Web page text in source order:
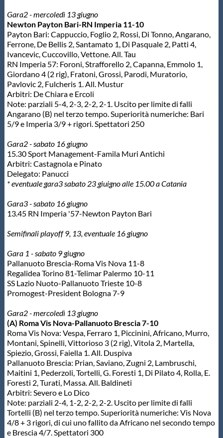
Galleria fotografica
Videogallery
Intranet
Webmail
Contatti
Mappa del sito
Gara2 - mercoledì 13 giugno
Newton Payton Bari-RN Imperia 11-10
Payton Bari: Cappuccio, Foglio 2, Rossi, Di Tonno, Angarano,
Ferrone, De Bellis 2, Santamato 1, Di Pasquale 2, Patti 4,
Ivancevic, Cuccovillo, Vettone. All. Tau
RN Imperia 57: Foroni, Strafforello 2, Capanna, Emmolo 1,
Giordano 4 (2 rig), Fratoni, Grossi, Parodi, Muratorio,
Pavlovic 2, Fulcheris 1. All. Mustur
Arbitri: De Chiara e Ercoli
Note: parziali 5-4, 2-3, 2-2, 2-1. Uscito per limite di falli
Angarano (B) nel terzo tempo. Superiorità numeriche: Bari
5/9 e Imperia 3/9 + rigori. Spettatori 250
Gara2 - sabato 16 giugno
15.30 Sport Management-Famila Muri Antichi
Arbitri: Castagnola e Pinato
Delegato: Panucci
* eventuale gara3 sabato 23 giuigno alle 15.00 a Catania
Gara3 - sabato 16 giugno
13.45 RN Imperia '57-Newton Payton Bari
Semifinali playoff 9, 13, eventuale 16 giugno
Gara 1 - sabato 9 giugno
Pallanuoto Brescia-Roma Vis Nova 11-8
Regalidea Torino 81-Telimar Palermo 10-11
SS Lazio Nuoto-Pallanuoto Trieste 10-8
Promogest-President Bologna 7-9
Gara2 - mercoledì 13 giugno
(A) Roma Vis Nova-Pallanuoto Brescia 7-10
Roma Vis Nova: Vespa, Ferraro 1, Piccinini, Africano, Murro,
Montani, Spinelli, Vittorioso 3 (2 rig), Vitola 2, Martella,
Spiezio, Grossi, Faiella 1. All. Duspiva
Pallanuoto Brescia: Prian, Saviano, Zugni 2, Lambruschi,
Maitini 1, Pederzoli, Tortelli, G. Foresti 1, Di Pilato 4, Rolla, E.
Foresti 2, Turati, Massa. All. Baldineti
Arbitri: Severo e Lo Dico
Note: parziali 2-4, 1-2, 2-2, 2-2. Uscito per limite di falli
Tortelli (B) nel terzo tempo. Superiorità numeriche: Vis Nova
4/8 + 3 rigori, di cui uno fallito da Africano nel secondo tempo
e Brescia 4/7. Spettatori 300